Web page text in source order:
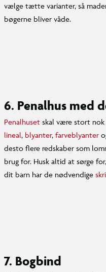
vælge tætte varianter, så
bøgerne bliver våde.
6. Penalhus med
Penalhuset skal være stort
lineal, blyanter, farveblyanter
desto flere redskaber som
brug for. Husk altid at sørge
dit barn har de nødvendige
7. Bogbind